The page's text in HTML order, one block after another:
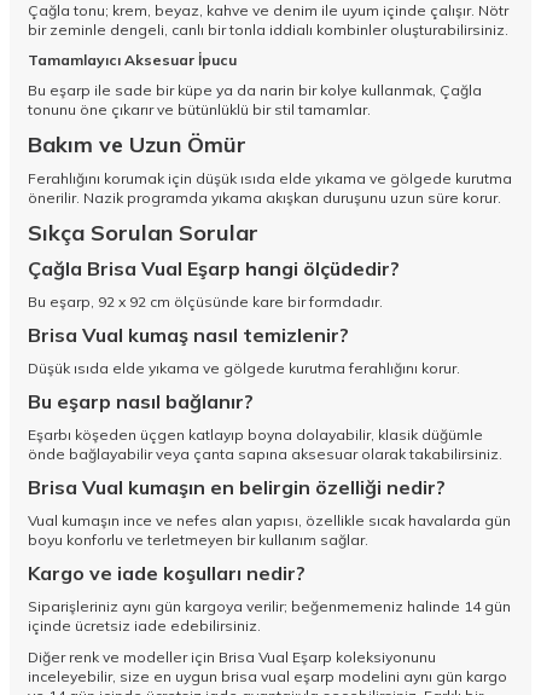
Çağla tonu; krem, beyaz, kahve ve denim ile uyum içinde çalışır. Nötr
bir zeminle dengeli, canlı bir tonla iddialı kombinler oluşturabilirsiniz.
Tamamlayıcı Aksesuar İpucu
Bu eşarp ile sade bir küpe ya da narin bir kolye kullanmak, Çağla
tonunu öne çıkarır ve bütünlüklü bir stil tamamlar.
Bakım ve Uzun Ömür
Ferahlığını korumak için düşük ısıda elde yıkama ve gölgede kurutma
önerilir. Nazik programda yıkama akışkan duruşunu uzun süre korur.
Sıkça Sorulan Sorular
Çağla Brisa Vual Eşarp hangi ölçüdedir?
Bu eşarp, 92 x 92 cm ölçüsünde kare bir formdadır.
Brisa Vual kumaş nasıl temizlenir?
Düşük ısıda elde yıkama ve gölgede kurutma ferahlığını korur.
Bu eşarp nasıl bağlanır?
Eşarbı köşeden üçgen katlayıp boyna dolayabilir, klasik düğümle
önde bağlayabilir veya çanta sapına aksesuar olarak takabilirsiniz.
Brisa Vual kumaşın en belirgin özelliği nedir?
Vual kumaşın ince ve nefes alan yapısı, özellikle sıcak havalarda gün
boyu konforlu ve terletmeyen bir kullanım sağlar.
Kargo ve iade koşulları nedir?
Siparişleriniz aynı gün kargoya verilir; beğenmemeniz halinde 14 gün
içinde ücretsiz iade edebilirsiniz.
Diğer renk ve modeller için Brisa Vual Eşarp koleksiyonunu
inceleyebilir, size en uygun brisa vual eşarp modelini aynı gün kargo